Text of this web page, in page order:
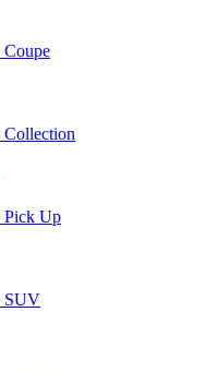
Coupe
Collection
Pick Up
SUV